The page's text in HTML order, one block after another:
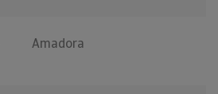
Amadora